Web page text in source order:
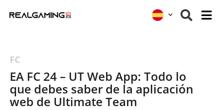
FC
EA FC 24 – UT Web App: Todo lo
que debes saber de la aplicación
web de Ultimate Team